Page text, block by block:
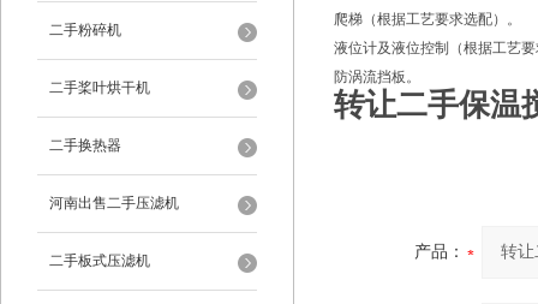
二手粉碎机
二手桨叶烘干机
二手换热器
河南出售二手压滤机
二手板式压滤机
爬梯（根据工艺要求选配）。
液位计及液位控制（根据工艺
防涡流挡板。
转让二手保温
产品：